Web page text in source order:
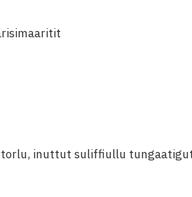
inuttut suliffiullu